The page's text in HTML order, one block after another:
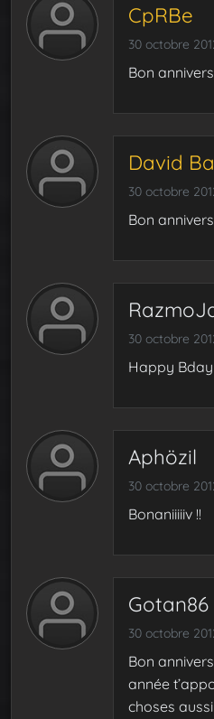
CpRBe
30 octobre
Bon
David
30 octobre
Bon
30 octobre
Happy
Aphözil
30 octobre
Bonaniiiiiv !!
Gotan86
30 octobre
Bon
année
choses